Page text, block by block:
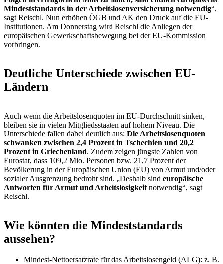
Mindeststandards in der Arbeitslosenversicherung notwendig“,
sagt Reischl. Nun erhöhen ÖGB und AK den Druck auf die EU-
Institutionen. Am Donnerstag wird Reischl die Anliegen der
europäischen Gewerkschaftsbewegung bei der EU-Kommission
vorbringen.
Deutliche Unterschiede zwischen EU-
Ländern
Auch wenn die Arbeitslosenquoten im EU-Durchschnitt sinken,
bleiben sie in vielen Mitgliedsstaaten auf hohem Niveau. Die
Unterschiede fallen dabei deutlich aus: Die Arbeitslosenquoten
schwanken zwischen 2,4 Prozent in Tschechien und 20,2
Prozent in Griechenland. Zudem zeigen jüngste Zahlen von
Eurostat, dass 109,2 Mio. Personen bzw. 21,7 Prozent der
Bevölkerung in der Europäischen Union (EU) von Armut und/oder
sozialer Ausgrenzung bedroht sind. „Deshalb sind europäische
Antworten für Armut und Arbeitslosigkeit notwendig“, sagt
Reischl.
Wie könnten die Mindeststandards
aussehen?
Mindest-Nettoersatzrate für das Arbeitslosengeld (ALG): z. B.